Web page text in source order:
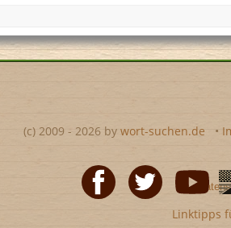
(c) 2009 - 2026 by wort-suchen.de •
•
Youtube
Linktipps